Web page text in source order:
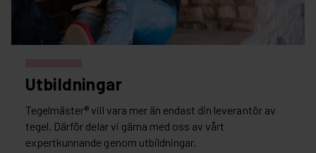
Utbildningar
Tegelmäster® vill vara mer än endast din leverantör av
tegel. Därför delar vi gärna med oss av vårt
expertkunnande genom utbildningar.